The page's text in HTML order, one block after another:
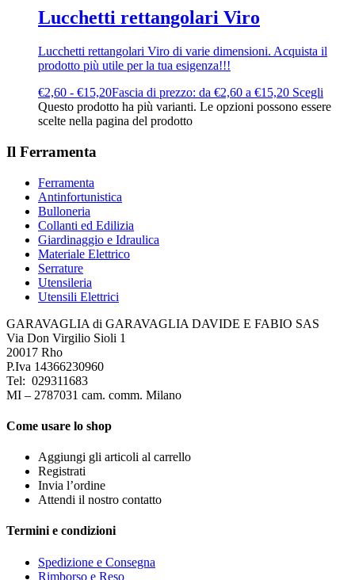
Lucchetti rettangolari Viro
Lucchetti rettangolari Viro di varie dimensioni. Acquista il
prodotto più utile per la tua esigenza!!!
€2,60 - €15,20Fascia di prezzo: da €2,60 a €15,20 Scegli
Questo prodotto ha più varianti. Le opzioni possono essere
scelte nella pagina del prodotto
Il Ferramenta
Ferramenta
Antinfortunistica
Bulloneria
Collanti ed Edilizia
Giardinaggio e Idraulica
Materiale Elettrico
Serrature
Utensileria
Utensili Elettrici
GARAVAGLIA di GARAVAGLIA DAVIDE E FABIO SAS
Via Don Virgilio Sioli 1
20017 Rho
P.Iva 14366230960
Tel: 029311683
MI – 2787031 cam. comm. Milano
Come usare lo shop
Aggiungi gli articoli al carrello
Registrati
Invia l’ordine
Attendi il nostro contatto
Termini e condizioni
Spedizione e Consegna
Rimborso e Reso